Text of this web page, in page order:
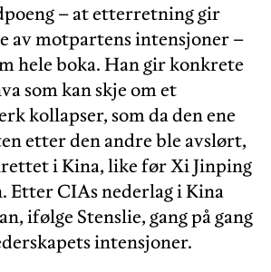
– at etterretning gir
av motpartens intensjoner –
hele boka. Han gir konkrete
som kan skje om et
kollapser, som da den ene
etter den andre ble avslørt,
i Kina, like før Xi Jinping
Etter CIAs nederlag i Kina
ifølge Stenslie, gang på gang
intensjoner.